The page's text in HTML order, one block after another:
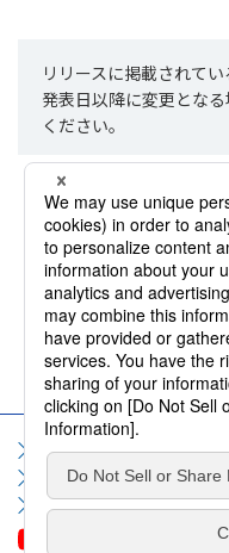
リリースに掲載されて
発表日以降に変更とな
ください。
サイトマップ サイト利
ソーシャルメディア利用規約
お問い合わせ
よく